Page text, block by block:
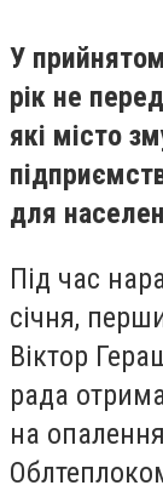
У
рік не
які місто
для
Під час
січня,
Віктор
рада
на